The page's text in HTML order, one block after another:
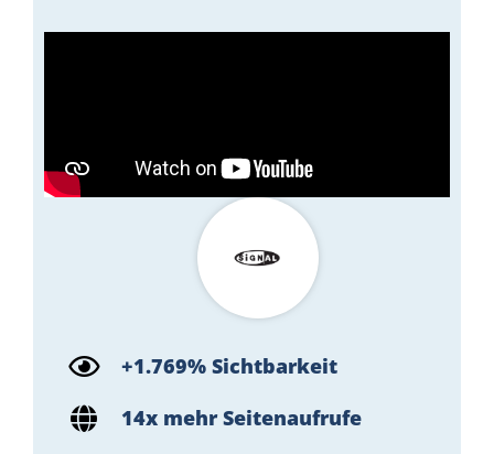
+1.769% Sichtbarkeit
14x mehr Seitenaufrufe